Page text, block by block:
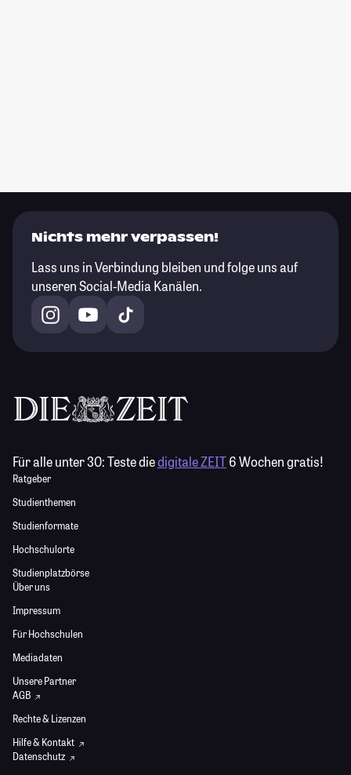
Nichts mehr verpassen!
Lass uns in Verbindung bleiben und folge uns auf
unseren Social-Media Kanälen.
Für alle unter 30:Teste diedigitale ZEIT6 Wochen gratis!
Ratgeber
Studienthemen
Studienformate
Hochschulorte
Studienplatzbörse
Über uns
Impressum
Für Hochschulen
Mediadaten
Unsere Partner
AGB
Rechte & Lizenzen
Hilfe & Kontakt
Datenschutz